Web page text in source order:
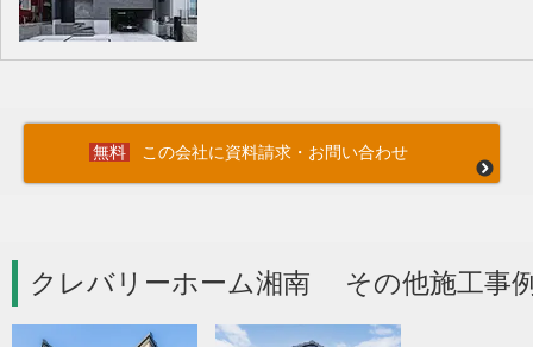
この会社に資料請求・お問い合わせ
クレバリーホーム湘南 その他施工事